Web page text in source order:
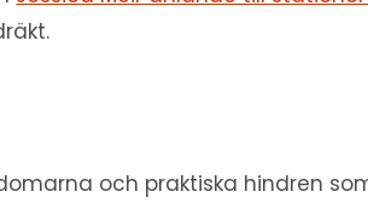
och praktiska hindren